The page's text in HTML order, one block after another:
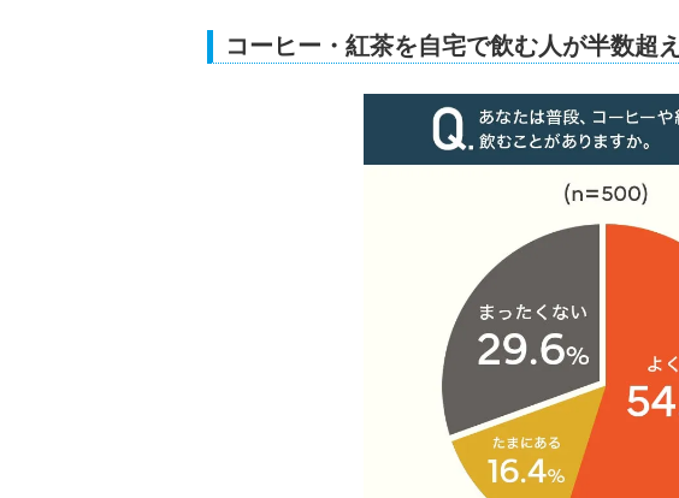
コーヒー・紅茶を自宅で飲む人が半数超